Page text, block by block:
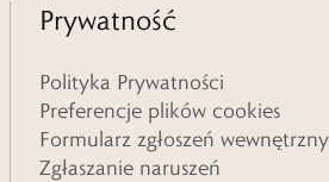
Prywatność
Polityka Prywatności
Preferencje plików cookies
Formularz zgłoszeń
Zgłaszanie naruszeń